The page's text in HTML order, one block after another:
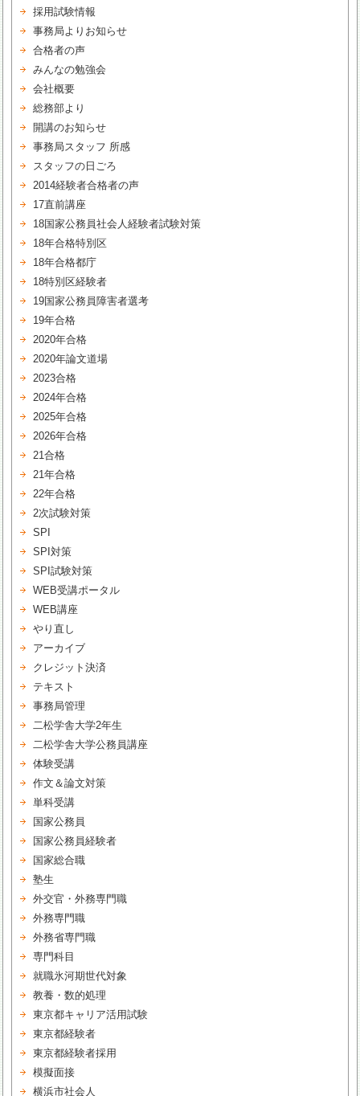
採用試験情報
事務局よりお知らせ
合格者の声
みんなの勉強会
会社概要
総務部より
開講のお知らせ
事務局スタッフ 所感
スタッフの日ごろ
2014経験者合格者の声
17直前講座
18国家公務員社会人経験者試験対策
18年合格特別区
18年合格都庁
18特別区経験者
19国家公務員障害者選考
19年合格
2020年合格
2020年論文道場
2023合格
2024年合格
2025年合格
2026年合格
21合格
21年合格
22年合格
2次試験対策
SPI
SPI対策
SPI試験対策
WEB受講ポータル
WEB講座
やり直し
アーカイブ
クレジット決済
テキスト
事務局管理
二松学舎大学2年生
二松学舎大学公務員講座
体験受講
作文＆論文対策
単科受講
国家公務員
国家公務員経験者
国家総合職
塾生
外交官・外務専門職
外務専門職
外務省専門職
専門科目
就職氷河期世代対象
教養・数的処理
東京都キャリア活用試験
東京都経験者
東京都経験者採用
模擬面接
横浜市社会人